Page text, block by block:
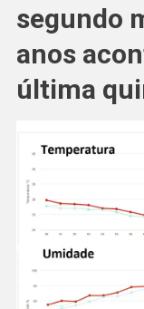
segundo
anos
última